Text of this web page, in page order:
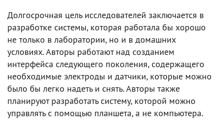
Долгосрочная цель исследователей заключается в
разработке системы, которая работала бы хорошо
не только в лаборатории, но и в домашних
условиях. Авторы работают над созданием
интерфейса следующего поколения, содержащего
необходимые электроды и датчики, которые можно
было бы легко надеть и снять. Авторы также
планируют разработать систему, которой можно
управлять с помощью планшета, а не компьютера.